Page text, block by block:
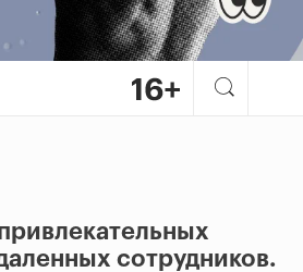
сотрудников.